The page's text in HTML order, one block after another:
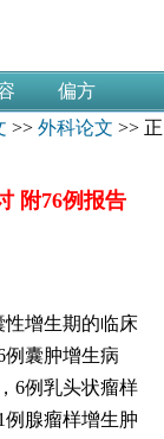
偏方
医学论文
>> 外科论文 >> 正
附76例报告
增生期的临床
囊肿增生病
6例乳头状瘤样
腺瘤样增生肿